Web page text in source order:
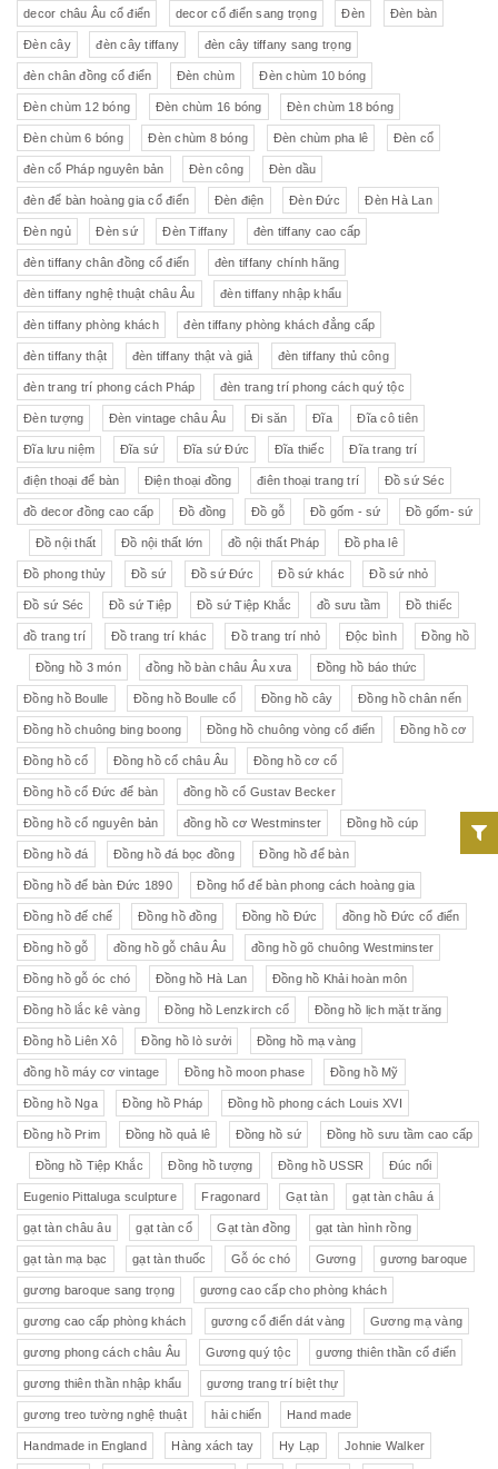
decor châu Âu cổ điển decor cổ điển sang trọng Đèn Đèn bàn
Đèn cây đèn cây tiffany đèn cây tiffany sang trọng
đèn chân đồng cổ điển Đèn chùm Đèn chùm 10 bóng
Đèn chùm 12 bóng Đèn chùm 16 bóng Đèn chùm 18 bóng
Đèn chùm 6 bóng Đèn chùm 8 bóng Đèn chùm pha lê Đèn cổ
đèn cổ Pháp nguyên bản Đèn công Đèn dầu
đèn để bàn hoàng gia cổ điển Đèn điện Đèn Đức Đèn Hà Lan
Đèn ngủ Đèn sứ Đèn Tiffany đèn tiffany cao cấp
đèn tiffany chân đồng cổ điển đèn tiffany chính hãng
đèn tiffany nghệ thuật châu Âu đèn tiffany nhập khẩu
đèn tiffany phòng khách đèn tiffany phòng khách đẳng cấp
đèn tiffany thật đèn tiffany thật và giả đèn tiffany thủ công
đèn trang trí phong cách Pháp đèn trang trí phong cách quý tộc
Đèn tượng Đèn vintage châu Âu Đi săn Đĩa Đĩa cô tiên
Đĩa lưu niệm Đĩa sứ Đĩa sứ Đức Đĩa thiếc Đĩa trang trí
điện thoại để bàn Điện thoại đồng điên thoại trang trí Đồ sứ Séc
đồ decor đồng cao cấp Đồ đồng Đồ gỗ Đồ gốm - sứ Đồ gốm- sứ
Đồ nội thất Đồ nội thất lớn đồ nội thất Pháp Đồ pha lê
Đồ phong thủy Đồ sứ Đồ sứ Đức Đồ sứ khác Đồ sứ nhỏ
Đồ sứ Séc Đồ sứ Tiệp Đồ sứ Tiệp Khắc đồ sưu tầm Đồ thiếc
đồ trang trí Đồ trang trí khác Đồ trang trí nhỏ Độc bình Đồng hồ
Đồng hồ 3 món đồng hồ bàn châu Âu xưa Đồng hồ báo thức
Đồng hồ Boulle Đồng hồ Boulle cổ Đồng hồ cây Đồng hồ chân nến
Đồng hồ chuông bing boong Đồng hồ chuông vòng cổ điển Đồng hồ cơ
Đồng hồ cổ Đồng hồ cổ châu Âu Đồng hồ cơ cổ
Đồng hồ cổ Đức để bàn đồng hồ cổ Gustav Becker
Đồng hồ cổ nguyên bản đồng hồ cơ Westminster Đồng hồ cúp
Đồng hồ đá Đồng hồ đá bọc đồng Đồng hồ để bàn
Đồng hồ để bàn Đức 1890 Đồng hổ để bàn phong cách hoàng gia
Đồng hồ đế chế Đồng hồ đồng Đồng hồ Đức đồng hồ Đức cổ điển
Đồng hồ gỗ đồng hồ gỗ châu Âu đồng hồ gõ chuông Westminster
Đồng hồ gỗ óc chó Đồng hồ Hà Lan Đồng hồ Khải hoàn môn
Đồng hồ lắc kê vàng Đồng hồ Lenzkirch cổ Đồng hồ lịch mặt trăng
Đồng hồ Liên Xô Đồng hồ lò sưởi Đồng hồ mạ vàng
đồng hồ máy cơ vintage Đồng hồ moon phase Đồng hồ Mỹ
Đồng hồ Nga Đồng hồ Pháp Đồng hồ phong cách Louis XVI
Đồng hồ Prim Đồng hồ quả lê Đồng hồ sứ Đồng hồ sưu tầm cao cấp
Đồng hồ Tiệp Khắc Đồng hồ tượng Đồng hồ USSR Đúc nổi
Eugenio Pittaluga sculpture Fragonard Gạt tàn gạt tàn châu á
gạt tàn châu âu gạt tàn cổ Gạt tàn đồng gạt tàn hình rồng
gạt tàn mạ bạc gạt tàn thuốc Gỗ óc chó Gương gương baroque
gương baroque sang trọng gương cao cấp cho phòng khách
gương cao cấp phòng khách gương cổ điển dát vàng Gương mạ vàng
gương phong cách châu Âu Gương quý tộc gương thiên thần cổ điển
gương thiên thần nhập khẩu gương trang trí biệt thự
gương treo tường nghệ thuật hải chiến Hand made
Handmade in England Hàng xách tay Hy Lạp Johnie Walker